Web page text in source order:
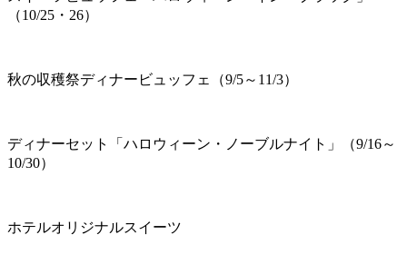
（10/25・26）
秋の収穫祭ディナービュッフェ（9/5～11/3）
ディナーセット「ハロウィーン・ノーブルナイト」（9/16～
10/30）
ホテルオリジナルスイーツ